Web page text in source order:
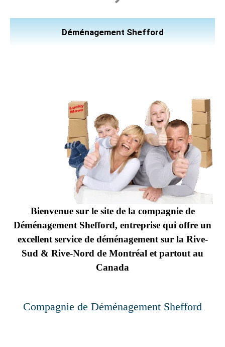
Déménagement Shefford
Bienvenue sur le site de la compagnie de
Déménagement Shefford, entreprise qui offre un
excellent service de déménagementsur la Rive-
Sud & Rive-Nord de Montréal et partout au
Canada
Compagnie de Déménagement Shefford